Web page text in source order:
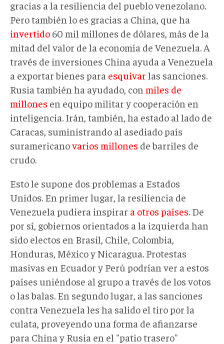
gracias a la resiliencia del pueblo venezolano.
Pero también lo es gracias a China, que ha
invertido 60 mil millones de dólares, más de la
mitad del valor de la economía de Venezuela. A
través de inversiones China ayuda a Venezuela
a exportar bienes para esquivar las sanciones.
Rusia también ha ayudado, con miles de
millones en equipo militar y cooperación en
inteligencia. Irán, también, ha estado al lado de
Caracas, suministrando al asediado país
suramericanovarios millones de barriles de
crudo.
Esto le supone dos problemas a Estados
Unidos. En primer lugar, la resiliencia de
Venezuela pudiera inspirar a otros países. De
por sí, gobiernos orientados a la izquierda han
sido electos en Brasil, Chile, Colombia,
Honduras, México y Nicaragua. Protestas
masivas en Ecuador y Perú podrían ver a estos
países uniéndose al grupo a través de los votos
o las balas. En segundo lugar, a las sanciones
contra Venezuela les ha salido el tiro por la
culata, proveyendo una forma de afianzarse
para China y Rusia en el "patio trasero"